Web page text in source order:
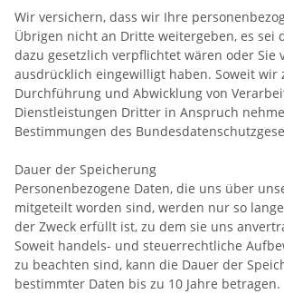
Wir versichern, dass wir Ihre
Übrigen nicht an Dritte weitergeben, es sei
dazu gesetzlich verpflichtet wären oder Sie
ausdrücklich eingewilligt haben. Soweit wir
Durchführung und Abwicklung von
Dienstleistungen Dritter in Anspruch
Bestimmungen des
Dauer der Speicherung
Personenbezogene Daten, die uns über
mitgeteilt worden sind, werden nur so
der Zweck erfüllt ist, zu dem sie uns
Soweit handels- und steuerrechtliche
zu beachten sind, kann die Dauer der
bestimmter Daten bis zu 10 Jahre betragen.